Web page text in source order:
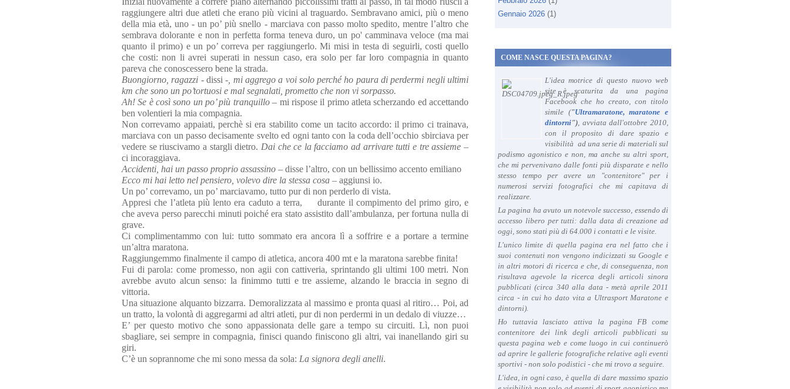
raggiungere altri due atleti che erano più vicini al traguardo. Sembravano amici, più o meno
della mia età, uno - un po’ più snello - marciava con passo molto spedito, mentre l’altro che
sembrava dolorante e non in perfetta forma teneva duro, un po' camminava veloce (ma mai
quanto il primo) e un po’ correva per raggiungerlo. Mi misi in testa di seguirli, costi quello
che costi: non li avrei superati in nessun caso, era solo per far loro compagnia in quanto
pareva che conoscessero bene la strada.
Buongiorno, ragazzi - dissi - , mi aggrego a voi solo perché ho paura di perdermi negli ultimi
km che sono un po’tortuosi e mal segnalati, prometto che non vi sorpasso.
Ah! Se è così sono un po’ più tranquillo– mi rispose il primo atleta scherzando ed accettando
ben volentieri la mia compagnia.
Non correvamo appaiati, perchè si era stabilito come un tacito accordo: il primo ci trainava,
marciava con un passo decisamente svelto ed ogni tanto con la coda dell’occhio sbirciava per
vedere se riuscivamo a stargli dietro. Dai che ce la facciamo ad arrivare tutti e tre assieme –
ci incoraggiava.
Accidenti, hai un passo proprio assassino – disse l’altro, con un bellissimo accento emiliano
Ecco mi hai letto nel pensiero, volevo dire la stessa cosa – aggiunsi io.
Un po’ correvamo, un po’ marciavamo, tutto pur di non perderlo di vista.
Appresi che l’atleta più lento era caduto a terra, durante il compimento del primo giro, e
che aveva perso parecchi minuti poiché era stato assistito dall’ambulanza, per fortuna nulla di
grave.
Ci complimentammo con lui: tutto sommato era ancora lì a soffrire e a portare a termine
un’altra maratona.
Raggiungemmo finalmente il campo di atletica, ancora 400 mt e la maratona sarebbe finita!
Fui di parola: come promesso, non agii con cattiveria, sprintando gli ultimi 100 metri. Non
avrebbe avuto alcun senso: la finimmo tutti e tre assieme, alzando le braccia in segno di
vittoria.
Una situazione alquanto bizzarra. Demoralizzata al massimo e pronta quasi al ritiro… Poi, ad
un tratto, la volontà di aggregarmi ad altri atleti, pur di non perdermi in un dedalo di viuzze…
E’ per questo motivo che sono appassionata delle gare a tempo su circuiti. Lì, non puoi
sbagliare, sei sempre in compagnia, finisci quando finiscono gli altri, vai inanellando giri su
giri.
C’è un soprannome che mi sono messa da sola: La signora degli anelli.
Gennaio 2026 (1)
COME NASCE QUESTA PAGINA?
L'idea motrice di questo nuovo web
site è scaturita da una pagina
Facebook che ho creato, con titolo
simile ("Ultramaratone, maratone e
dintorni"), avviata dall'ottobre 2010,
con il proposito di dare spazio e
visibilità ad una serie di materiali sul
podismo agonistico e non, ma anche su altri sport,
che mi pervenivano dalle fonti più disparate e nello
stesso tempo per avere un "contenitore" per i
numerosi servizi fotografici che mi capitava di
realizzare.
La pagina ha avuto un notevole successo, essendo di
accesso libero per tutti: dalla data di creazione ad
oggi, sono stati più di 64.000 i contatti e le visite.
L'unico limite di quella pagina era nel fatto che i
suoi contenuti non vengono indicizzati su Google e
in altri motori di ricerca e che, di conseguenza, non
risultava agevole la ricerca degli articoli sinora
pubblicati (circa 340 alla data - metà aprile 2011
circa - in cui ho dato vita a Ultrasport Maratone e
dintorni).
Ho tuttavia lasciato attiva la pagina FB come
contenitore dei link degli articoli pubblicati su
questa pagina web e come luogo in cui continuerò
ad aprire le gallerie fotografiche relative agli eventi
sportivi - non solo podistici - che mi trovo a seguire.
L'idea, in ogni caso, è quella di dare massimo spazio